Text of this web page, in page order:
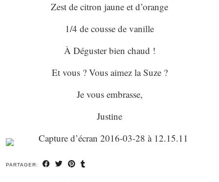
Zest de citron jaune et d’orange
1/4 de cousse de vanille
À Déguster bien chaud !
Et vous ? Vous aimez la Suze ?
Je vous embrasse,
Justine
PARTAGER: